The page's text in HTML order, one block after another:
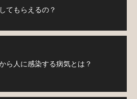
てもらえるの？
ら人に感染する病気とは？